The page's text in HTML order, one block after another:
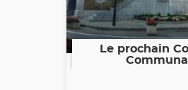
Le prochain
Communal